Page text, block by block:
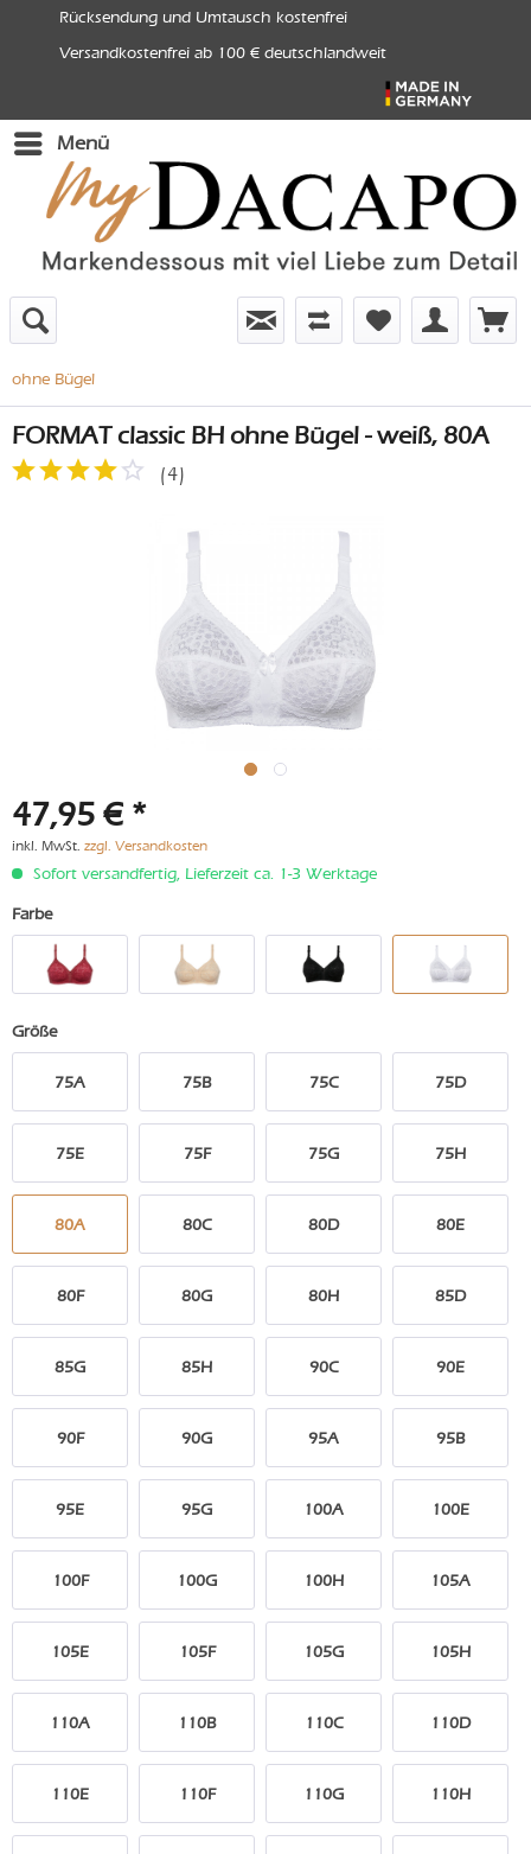
Rücksendung und Umtausch kostenfrei
Versandkostenfrei ab 100 € deutschlandweit
Menü
ohne Bügel
FORMAT classic BH ohne Bügel - weiß, 80A
(4)
47,95 € *
inkl. MwSt. zzgl. Versandkosten
Sofort versandfertig, Lieferzeit ca. 1-3 Werktage
Farbe
Größe
75A 75B 75C 75D
75E 75F 75G 75H
80A 80C 80D 80E
80F 80G 80H 85D
85G 85H 90C 90E
90F 90G 95A 95B
95E 95G 100A 100E
100F 100G 100H 105A
105E 105F 105G 105H
110A 110B 110C 110D
110E 110F 110G 110H